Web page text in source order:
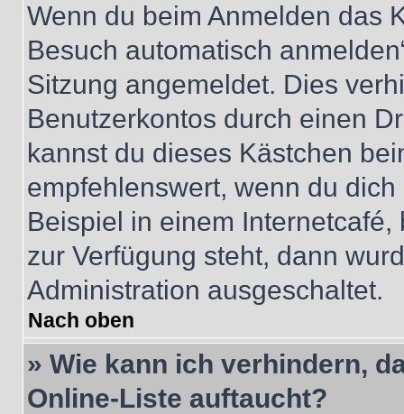
Wenn du beim Anmelden das
Besuch automatisch
Sitzung angemeldet. Dies
Benutzerkontos durch einen
kannst du dieses Kästchen
empfehlenswert, wenn du
Beispiel in einem
zur Verfügung steht, dann
Administration ausgeschaltet.
Nach oben
» Wie kann ich verhindern,
Online-Liste auftaucht?